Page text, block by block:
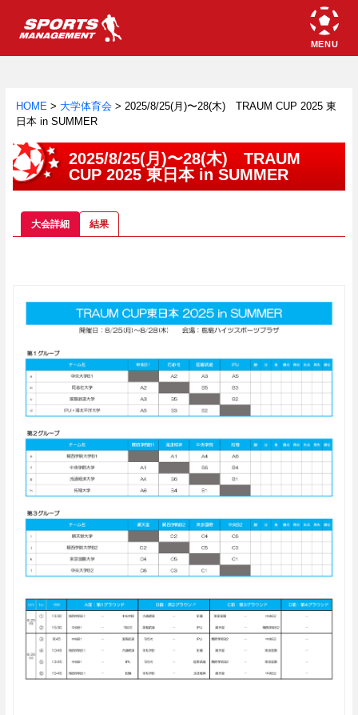
HOME > 大学体育会 >2025/8/25(月)〜28(木) TRAUM CUP 2025 東
日本 in SUMMER
2025/8/25(月)〜28(木) TRAUM
CUP 2025 東日本 in SUMMER
大会詳細 結果